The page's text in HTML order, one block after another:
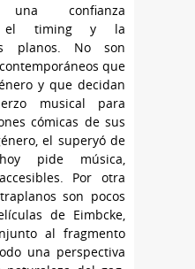
una confianza
el timing y la
planos. No son
que
y que decidan
musical para
cómicas de sus
el superyó de
pide música,
Por otra
son pocos
de Eimbcke,
al fragmento
una perspectiva